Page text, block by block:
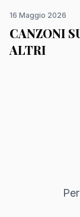
16 Maggio 2026
CANZONI
ALTRI